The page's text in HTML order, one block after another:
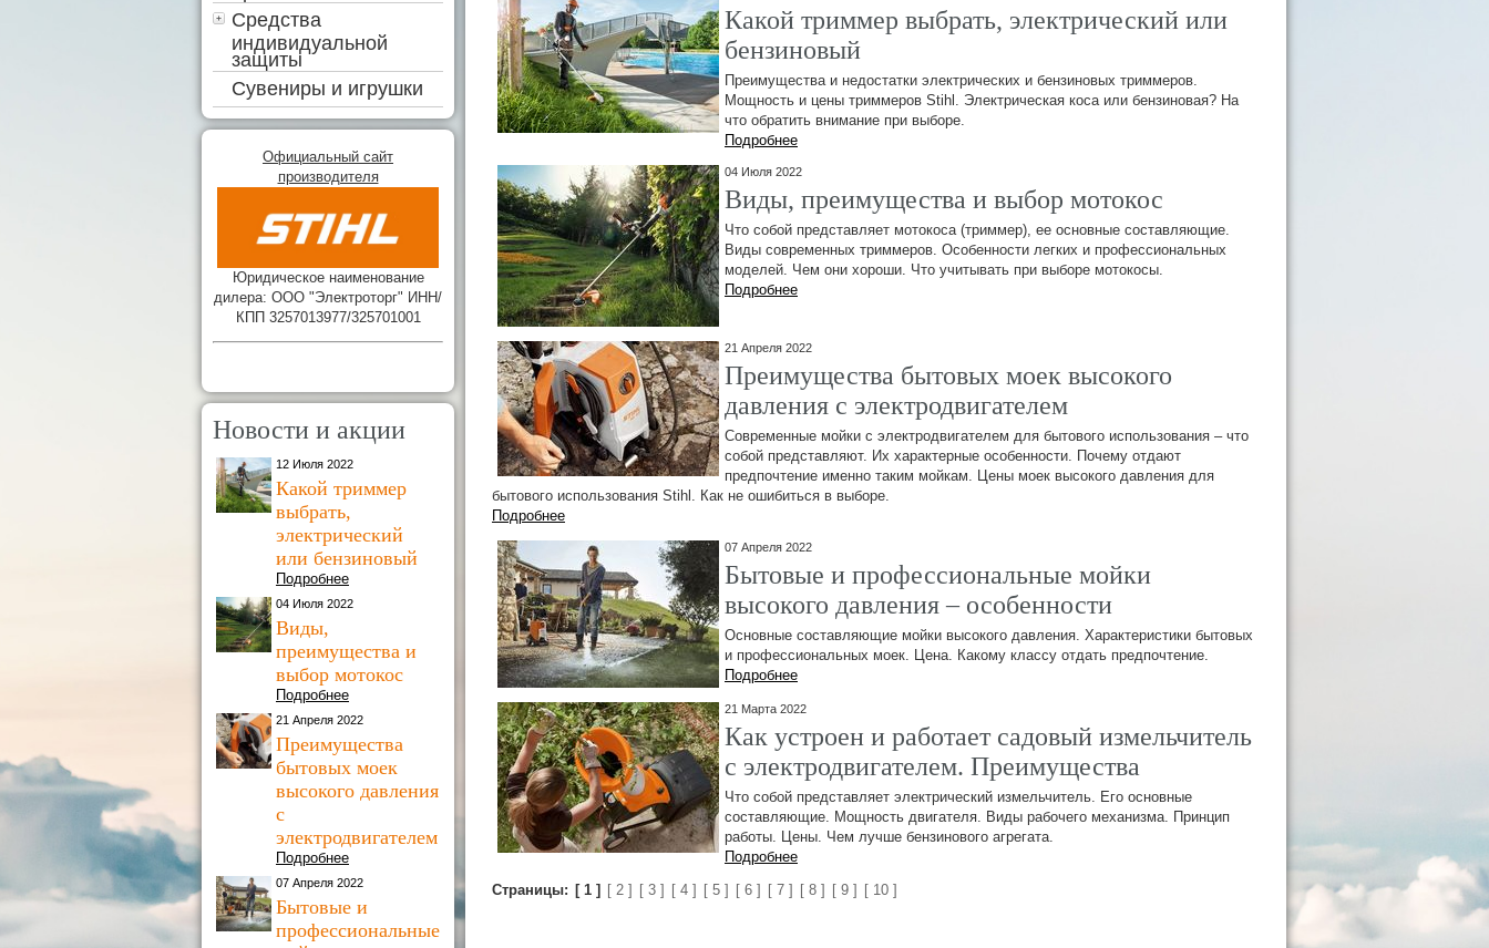
Средства
индивидуальной
защиты
Сувениры и игрушки
Официальный сайт
производителя
Юридическое наименование
дилера: ООО "Электроторг" ИНН/
КПП 3257013977/325701001
Новости и акции
12 Июля 2022
Какой триммер
выбрать,
электрический
или бензиновый
Подробнее
04 Июля 2022
Виды,
преимущества и
выбор мотокос
Подробнее
21 Апреля 2022
Преимущества
бытовых моек
высокого давления
с
электродвигателем
Подробнее
07 Апреля 2022
Бытовые и
профессиональные
Какой триммер выбрать, электрический или
бензиновый
Преимущества и недостатки электрических и бензиновых триммеров.
Мощность и цены триммеров Stihl. Электрическая коса или бензиновая? На
что обратить внимание при выборе.
Подробнее
04 Июля 2022
Виды, преимущества и выбор мотокос
Что собой представляет мотокоса (триммер), ее основные составляющие.
Виды современных триммеров. Особенности легких и профессиональных
моделей. Чем они хороши. Что учитывать при выборе мотокосы.
Подробнее
21 Апреля 2022
Преимущества бытовых моек высокого
давления с электродвигателем
Современные мойки с электродвигателем для бытового использования – что
собой представляют. Их характерные особенности. Почему отдают
предпочтение именно таким мойкам. Цены моек высокого давления для
бытового использования Stihl. Как не ошибиться в выборе.
Подробнее
07 Апреля 2022
Бытовые и профессиональные мойки
высокого давления – особенности
Основные составляющие мойки высокого давления. Характеристики бытовых
и профессиональных моек. Цена. Какому классу отдать предпочтение.
Подробнее
21 Марта 2022
Как устроен и работает садовый измельчитель
с электродвигателем. Преимущества
Что собой представляет электрический измельчитель. Его основные
составляющие. Мощность двигателя. Виды рабочего механизма. Принцип
работы. Цены. Чем лучше бензинового агрегата.
Подробнее
Страницы: [ 1 ] [ 2 ] [ 3 ] [ 4 ] [ 5 ] [ 6 ] [ 7 ] [ 8 ] [ 9 ] [ 10 ]